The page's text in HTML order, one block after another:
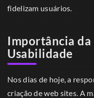
fidelizam usuários.
Importância da
Usabilidade
Nos dias de hoje, a
criação de web sites. A